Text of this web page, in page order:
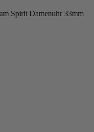
Spirit Damenuhr 33mm